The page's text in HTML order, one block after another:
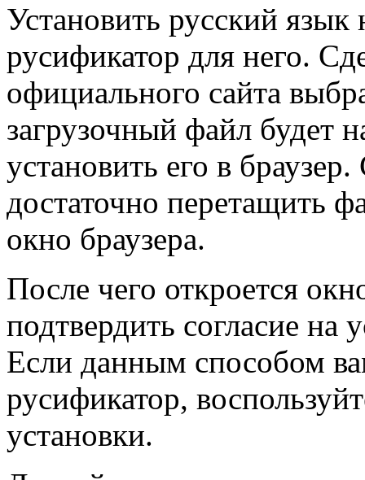
Установить русский
русификатор для него.
официального сайта
загрузочный файл будет
установить его в
достаточно перетащить
окно браузера.
После чего откроется
подтвердить согласие на
Если данным способом
русификатор,
установки.